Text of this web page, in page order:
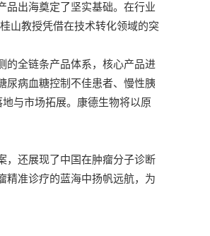
品出海奠定了坚实基础。在行业
山教授凭借在技术转化领域的突
的全链条产品体系，核心产品进
尿病血糖控制不佳患者、慢性胰
与市场拓展。康德生物将以原
，还展现了中国在肿瘤分子诊断
精准诊疗的蓝海中扬帆远航，为